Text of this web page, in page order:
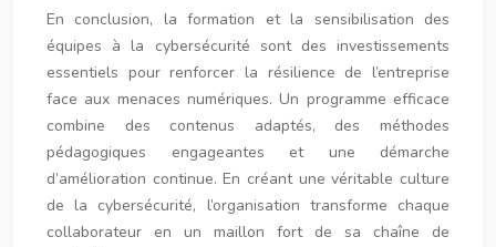
En conclusion, la formation et la sensibilisation des
équipes à la cybersécurité sont des investissements
essentiels pour renforcer la résilience de l’entreprise
face aux menaces numériques. Un programme efficace
combine des contenus adaptés, des méthodes
pédagogiques engageantes et une démarche
d’amélioration continue. En créant une véritable culture
de la cybersécurité, l’organisation transforme chaque
collaborateur en un maillon fort de sa chaîne de